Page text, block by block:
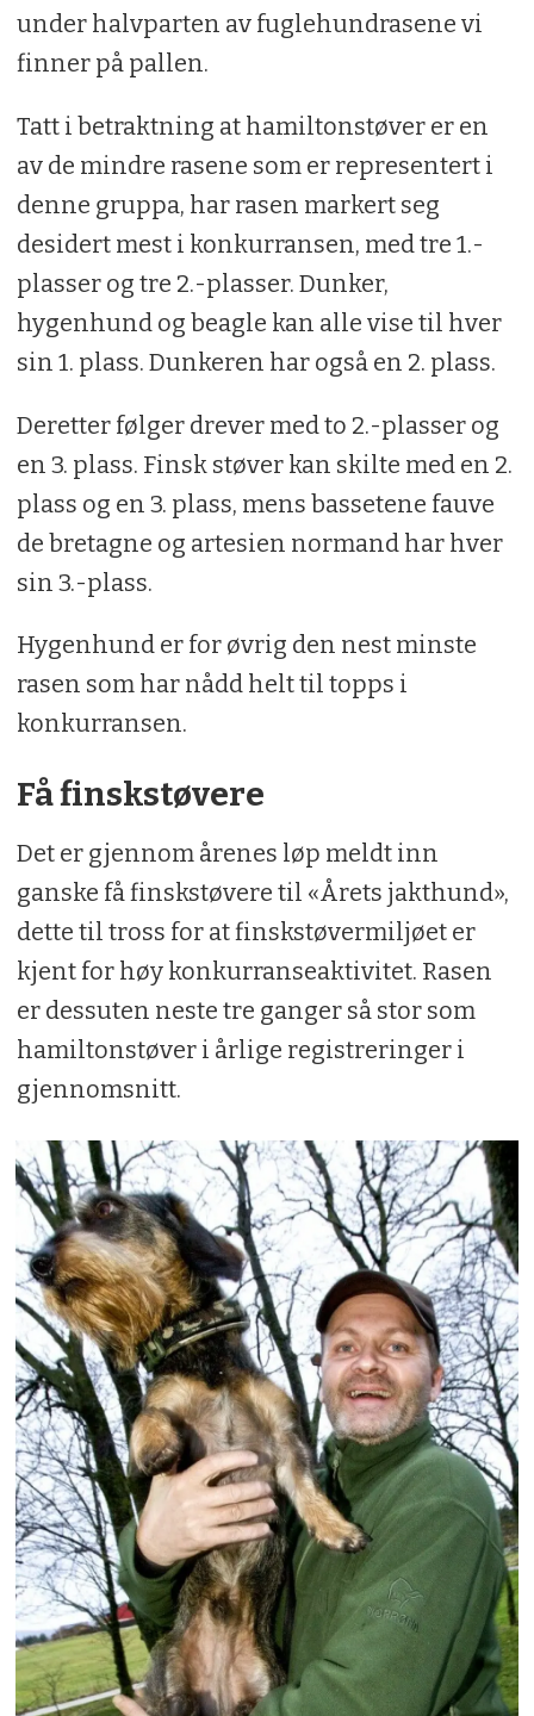
under halvparten av fuglehundrasene vi
finner på pallen.
Tatt i betraktning at hamiltonstøver er en
av de mindre rasene som er representert i
denne gruppa, har rasen markert seg
desidert mest i konkurransen, med tre 1.-
plasser og tre 2.-plasser. Dunker,
hygenhund og beagle kan alle vise til hver
sin 1. plass. Dunkeren har også en 2. plass.
Deretter følger drever med to 2.-plasser og
en 3. plass. Finsk støver kan skilte med en 2.
plass og en 3. plass, mens bassetene fauve
de bretagne og artesien normand har hver
sin 3.-plass.
Hygenhund er for øvrig den nest minste
rasen som har nådd helt til topps i
konkurransen.
Få finskstøvere
Det er gjennom årenes løp meldt inn
ganske få finskstøvere til «Årets jakthund»,
dette til tross for at finskstøvermiljøet er
kjent for høy konkurranseaktivitet. Rasen
er dessuten neste tre ganger så stor som
hamiltonstøver i årlige registreringer i
gjennomsnitt.